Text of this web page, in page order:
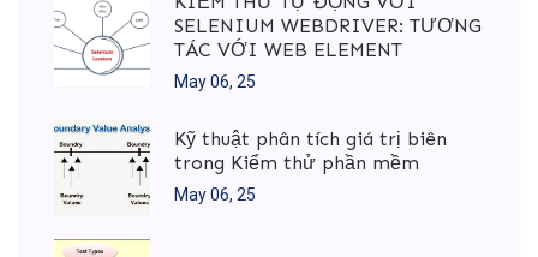
SELENIUM WEBDRIVER: TƯƠNG
TÁC VỚI WEB ELEMENT
May 06, 25
Kỹ thuật phân tích giá trị biên
trong Kiểm thử phần mềm
May 06, 25